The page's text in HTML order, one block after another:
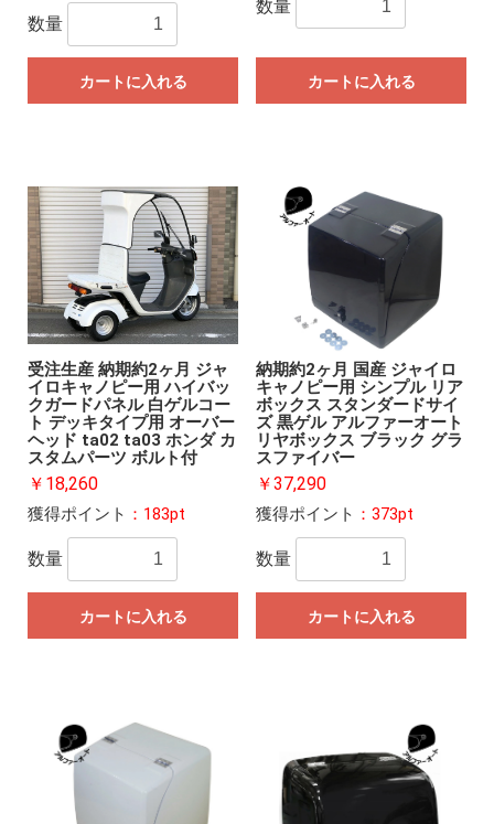
数量
カートに入れる
数量
カートに入れる
受注生産 納期約2ヶ月 ジャ
イロキャノピー用 ハイバッ
クガードパネル 白ゲルコー
ト デッキタイプ用 オーバー
ヘッド ta02 ta03 ホンダ カ
スタムパーツ ボルト付
￥18,260
獲得ポイント ：183pt
数量
カートに入れる
納期約2ヶ月 国産 ジャイロ
キャノピー用 シンプル リア
ボックス スタンダードサイ
ズ 黒ゲル アルファーオート
リヤボックス ブラック グラ
スファイバー
￥37,290
獲得ポイント ：373pt
数量
カートに入れる